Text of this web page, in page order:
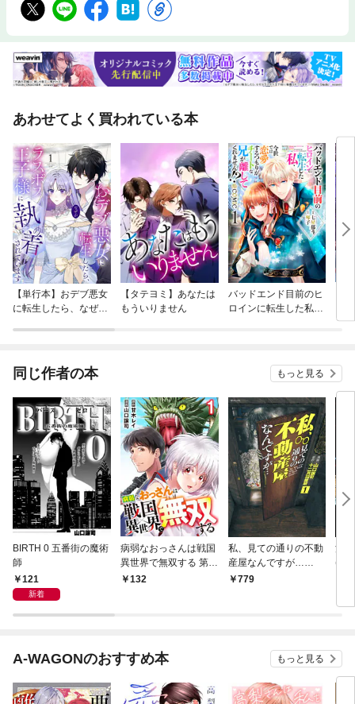
あわせてよく買われている本
【単行本】おデブ悪女
に転生したら、なぜか
【タテヨミ】あなたは
もういりません
バッドエンド目前のヒ
ロインに転生した私、
同じ作者の本 もっと見る
BIRTH 0 五番街の魔術
師
121
新着
病弱なおっさんは戦国
異世界で無双する 第1
話132
私、見ての通りの不動
産屋なんですが…
（1）
779
江
(1)
A-WAGONのおすすめ本 もっと見る